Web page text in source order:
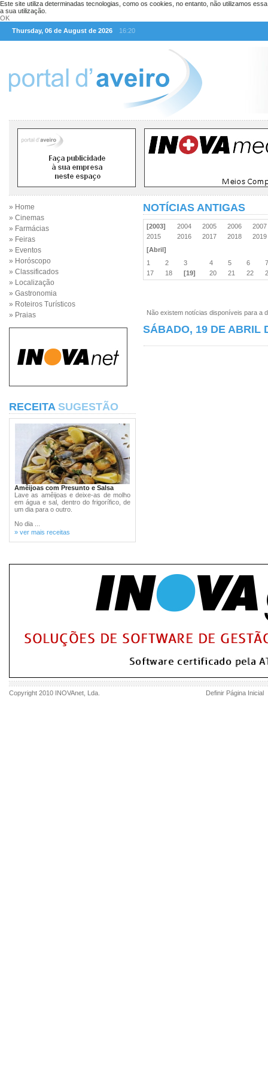
Este site utiliza determinadas tecnologias, como os cookies, no entanto, não utilizamos
a sua utilização.
OK
Thursday, 06 de August de 2026
16:20
» Home
» Cinemas
» Farmácias
» Feiras
» Eventos
» Horóscopo
» Classificados
» Localização
» Gastronomia
» Roteiros Turísticos
» Praias
RECEITA SUGESTÃO
Amêijoas com Presunto e Salsa
Lave as amêijoas e deixe-as de molho
em água e sal, dentro do frigorífico, de
um dia para o outro.
No dia ...
» ver mais receitas
NOTÍCIAS ANTIGAS
[2003] 2004 2005 2006
2015
2016 2017 2018
[Abril]
1
2 3 4 5 6
17
18 [19] 20 21 22
Não existem notícias disponíveis para a
SÁBADO, 19 DE ABRIL
Copyright 2010 INOVAnet , Lda. Definir Página Inicial